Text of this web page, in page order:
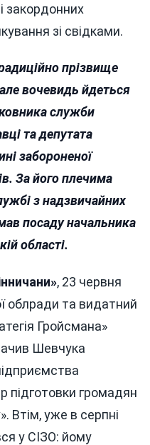
закордонних
зі свідками.
прізвище
вочевидь йдеться
служби
та депутата
забороненої
За його плечима
з надзвичайних
посаду начальника
області.
, 23 червня
облради та видатний
Гройсмана»
Шевчука
підготовки громадян
Втім, уже в серпні
у СІЗО: йому